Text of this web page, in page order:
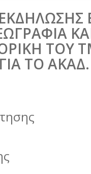
ΤΟΥ
ΤΟ